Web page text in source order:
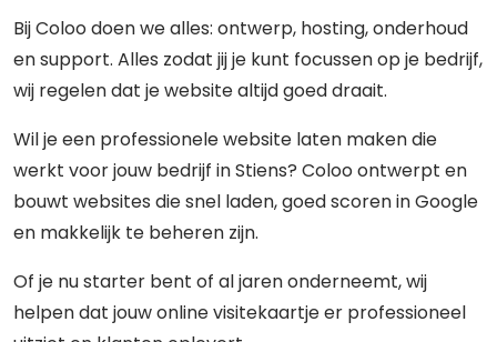
Bij Coloo doen we alles: ontwerp, hosting, onderhoud
en support. Alles zodat jij je kunt focussen op je bedrijf,
wij regelen dat je website altijd goed draait.
Wil je een professionele website laten maken die
werkt voor jouw bedrijf in Stiens? Coloo ontwerpt en
bouwt websites die snel laden, goed scoren in Google
en makkelijk te beheren zijn.
Of je nu starter bent of al jaren onderneemt, wij
helpen dat jouw online visitekaartje er professioneel